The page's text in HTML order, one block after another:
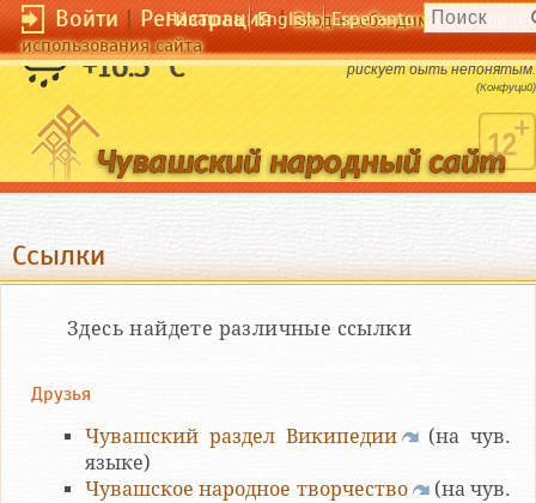
Войти|Регистрация|Вход необходим для
использования сайта
Чӑвашла English Esperanto
+16.3 °C
Блажен тот,кто ничего не знает: он не
рискует быть непонятым.
(Конфуций)
Ссылки
Здесь найдете различные ссылки
Друзья
Чувашский раздел Википедии
(на чув.
языке)
Чувашское народное творчество
(на чув.